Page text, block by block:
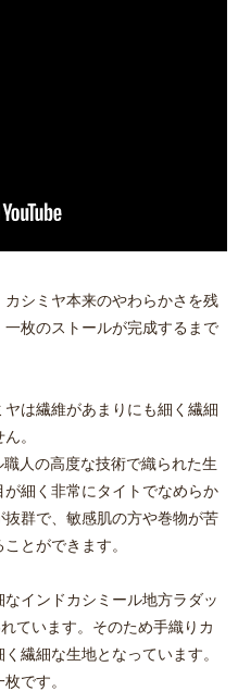
シミヤ本来のやわらかさを残
枚のストールが完成するまで
は繊維があまりにも細く繊細
。
人の高度な技術で織られた生
細く非常にタイトでなめらか
群で、敏感肌の方や巻物が苦
とができます。
インドカシミール地方ラダッ
ています。そのため手織りカ
繊細な生地となっています。
です。